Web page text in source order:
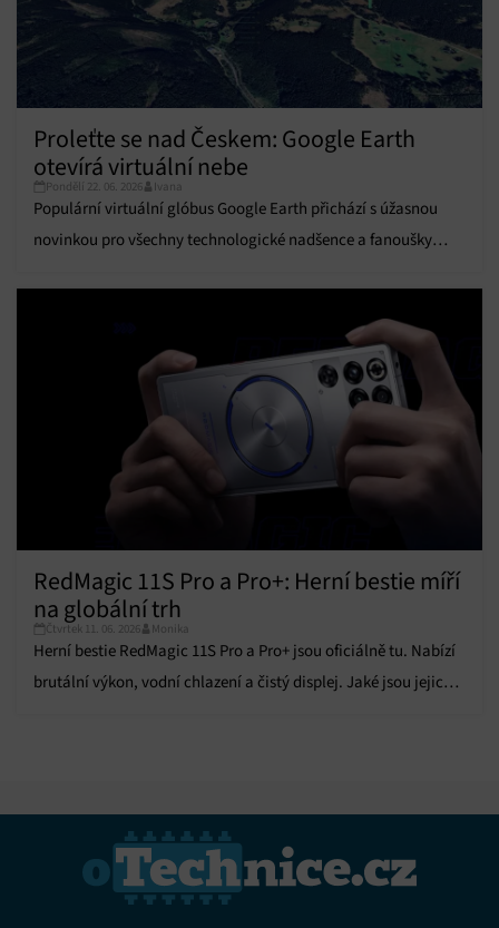
Vždy aktivní
Přiřazování a kombinování údajů z jiných zdrojů
údajů, Propojení různých zařízení, Identifikace
zařízení na základě automaticky přenášených
informací.
Zajištění bezpečnosti, předcházení a zjišťování
podvodů a odstraňování chyb, Poskytování a
zobrazování reklamy a obsahu, Ukládání a sdělování
voleb ochrany osobních údajů.
Vždy aktivní
Proleťte se nad Českem: Google Earth
otevírá virtuální nebe
Pondělí 22. 06. 2026 Ivana
Populární virtuální glóbus Google Earth přichází s úžasnou
novinkou pro všechny technologické nadšence a fanoušky
RedMagic 11S Pro a Pro+: Herní bestie míří
na globální trh
Čtvrtek 11. 06. 2026 Monika
Herní bestie RedMagic 11S Pro a Pro+ jsou oficiálně tu. Nabízí
brutální výkon, vodní chlazení a čistý displej. Jaké jsou jejich